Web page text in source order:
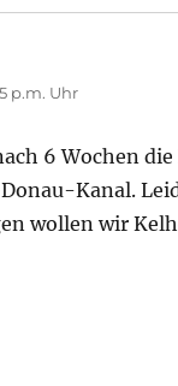
p.m. Uhr
6 Wochen
Kanal.
wollen wir